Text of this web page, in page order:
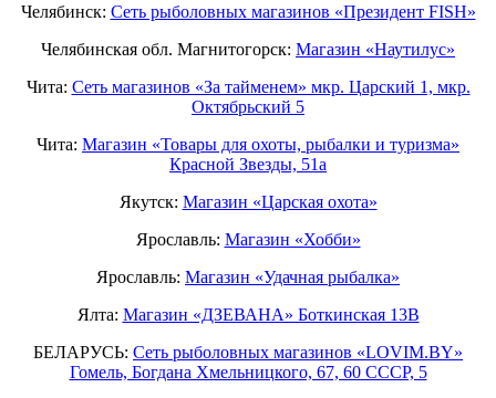
Челябинск: Сеть рыболовных магазинов «Президент FISH»
Челябинская обл. Магнитогорск: Магазин «Наутилус»
Чита: Сеть магазинов «За тайменем» мкр. Царский 1, мкр.
Октябрьский 5
Чита: Магазин «Товары для охоты, рыбалки и туризма»
Красной Звезды, 51а
Якутск: Магазин «Царская охота»
Ярославль: Магазин «Хобби»
Ярославль: Магазин «Удачная рыбалка»
Ялта: Магазин «ДЗЕВАНА» Боткинская 13В
БЕЛАРУСЬ: Сеть рыболовных магазинов «LOVIM.BY»
Гомель, Богдана Хмельницкого, 67, 60 СССР, 5